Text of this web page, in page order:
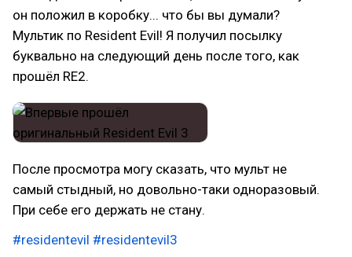
он положил в коробку... что бы вы думали?
Мультик по Resident Evil! Я получил посылку
буквально на следующий день после того, как
прошёл RE2.
После просмотра могу сказать, что мульт не
самый стыдный, но довольно-таки одноразовый.
При себе его держать не стану.
#residentevil #residentevil3